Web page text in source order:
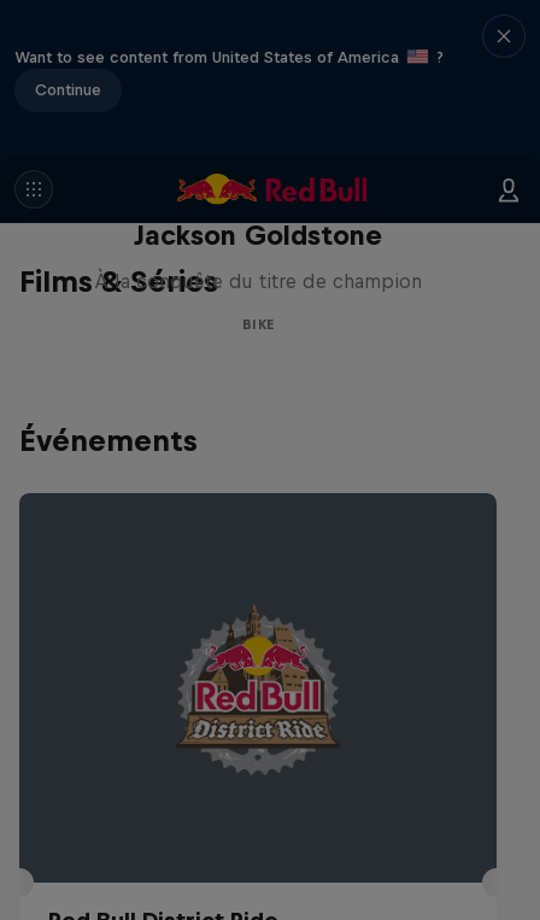
Want to see content from United States of America
?
Continue
Films & Séries
The Search for Milliseconds:
Jackson Goldstone
À la conquête du titre de champion
BIKE
Événements